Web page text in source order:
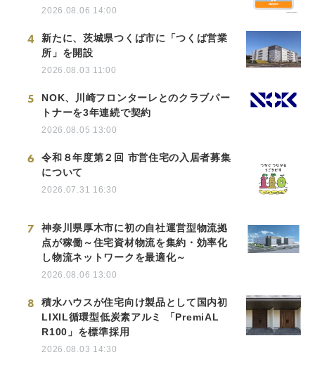
2026.08.06 14:00
4
新たに、茨城県つくば市に「つくば営業
所」を開設
2026.08.03 11:00
5
NOK、川崎フロンターレとのクラブパー
トナーを3年連続で契約
2026.08.05 13:00
6
令和８年度第２回 市営住宅の入居者募集
について
2026.07.31 16:30
7
神奈川県厚木市に初の自社運営型物流拠
点が稼働～住宅資材物流を集約・効率化
し物流ネットワークを最適化～
2026.08.06 13:00
8
積水ハウスが住宅向け製品として国内初
LIXIL循環型低炭素アルミ 「PremiAL
R100」を標準採用
2026.08.03 14:30